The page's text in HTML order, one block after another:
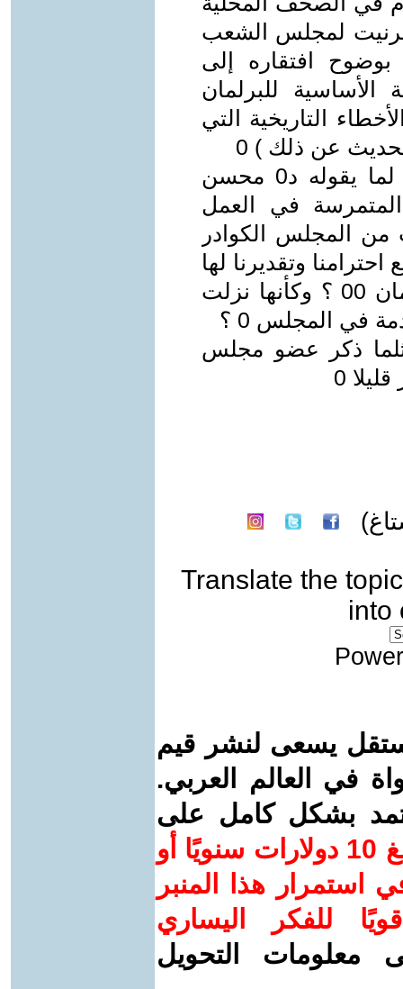
لمجلس الشعب
بوضوح افتقاره إلى
للبرلمان
عن الأخطاء التاريخية التي
عن ذلك ) 0
وهنالك نقطه هامة لابد من أضافتها لما يقوله د0 محسن
في العمل
المجلس الكوادر
وتقديرنا لها
) لم يسبق لها أن مرت بقرب البرلمان 00 ؟ وكأنها نزلت
في المجلس 0 ؟
ذكر عضو مجلس
0
Translate the topic
into
يسعى لنشر قيم
في العالم العربي.
بشكل كامل على
ساهم/ي معنا! بدعمكم بمبلغ 10 دولارات سنويًا أو
استمرار هذا المنبر
للفكر اليساري
معلومات التحويل